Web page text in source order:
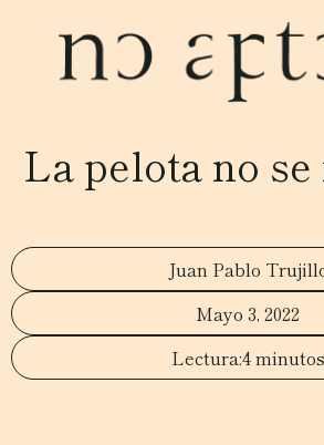
La pelota no
Juan Pablo
Mayo 3, 2022
4 minutos